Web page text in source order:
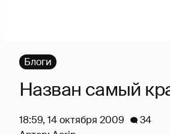
Блоги
Назван самый
18:59, 14 октября 2009
34